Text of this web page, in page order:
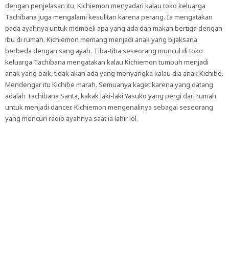
dengan penjelasan itu, Kichiemon menyadari kalau toko keluarga
Tachibana juga mengalami kesulitan karena perang. Ia mengatakan
pada ayahnya untuk membeli apa yang ada dan makan bertiga dengan
ibu di rumah. Kichiemon memang menjadi anak yang bijaksana
berbeda dengan sang ayah. Tiba-tiba seseorang muncul di toko
keluarga Tachibana mengatakan kalau Kichiemon tumbuh menjadi
anak yang baik, tidak akan ada yang menyangka kalau dia anak Kichibe.
Mendengar itu Kichibe marah. Semuanya kaget karena yang datang
adalah Tachibana Santa, kakak laki-laki Yasuko yang pergi dari rumah
untuk menjadi dancer. Kichiemon mengenalinya sebagai seseorang
yang mencuri radio ayahnya saat ia lahir lol.